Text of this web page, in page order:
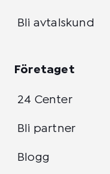
Bli avtalskund
Företaget
24 Center
Bli partner
Blogg